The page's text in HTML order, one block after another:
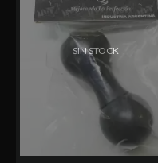
SIN STOCK